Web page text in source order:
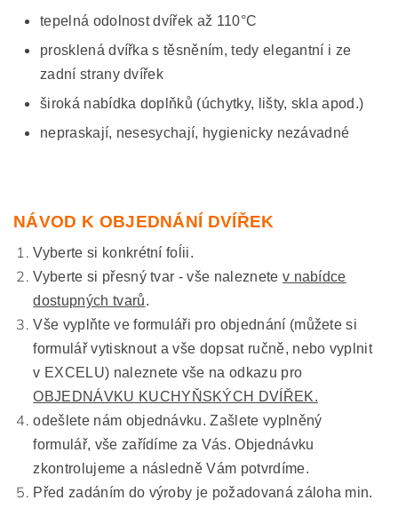
tepelná odolnost dvířek až 110°C
prosklená dvířka s těsněním, tedy elegantní i ze
zadní strany dvířek
široká nabídka doplňků (úchytky, lišty, skla apod.)
nepraskají, nesesychají, hygienicky nezávadné
NÁVOD K OBJEDNÁNÍ DVÍŘEK
Vyberte si konkrétní foĺii.
Vyberte si přesný tvar - vše naleznete v nabídce
dostupných tvarů.
Vše vyplňte ve formuláři pro objednání (můžete si
formulář vytisknout a vše dopsat ručně, nebo vyplnit
v EXCELU) naleznete vše na odkazu pro
OBJEDNÁVKU KUCHYŇSKÝCH DVÍŘEK.
odešlete nám objednávku. Zašlete vyplněný
formulář, vše zařídíme za Vás. Objednávku
zkontrolujeme a následně Vám potvrdíme.
Před zadáním do výroby je požadovaná záloha min.